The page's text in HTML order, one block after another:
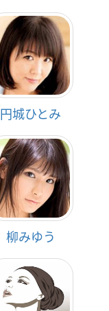
円城ひとみ
柳みゆう